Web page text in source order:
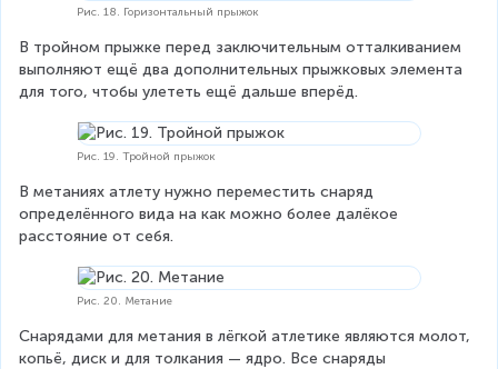
Рис. 18. Горизонтальный прыжок
В тройном прыжке перед заключительным отталкиванием
выполняют ещё два дополнительных прыжковых элемента
для того, чтобы улететь ещё дальше вперёд.
Рис. 19. Тройной прыжок
В метаниях атлету нужно переместить снаряд
определённого вида на как можно более далёкое
расстояние от себя.
Рис. 20. Метание
Снарядами для метания в лёгкой атлетике являются молот,
копьё, диск и для толкания — ядро. Все снаряды